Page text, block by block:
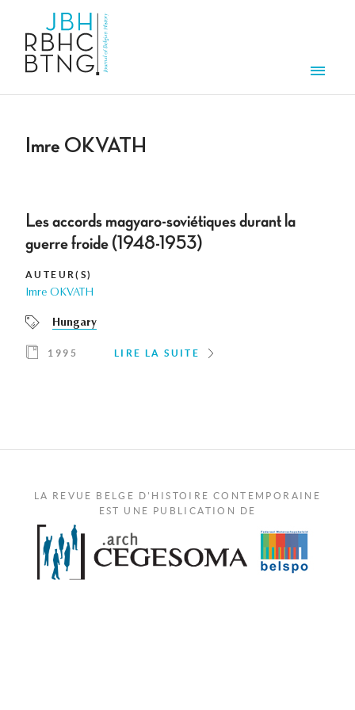
Imre OKVATH
Les accords magyaro-soviétiques durant la
guerre froide (1948-1953)
AUTEUR(S)
Imre OKVATH
Hungary
1995 LIRE LA SUITE
LA REVUE BELGE D'HISTOIRE CONTEMPORAINE
EST UNE PUBLICATION DE